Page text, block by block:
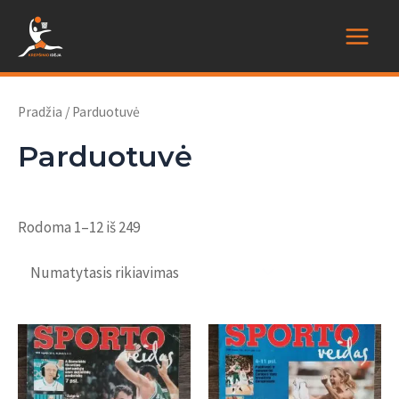
turinio
Pradžia / Parduotuvė
Parduotuvė
Rodoma 1–12 iš 249